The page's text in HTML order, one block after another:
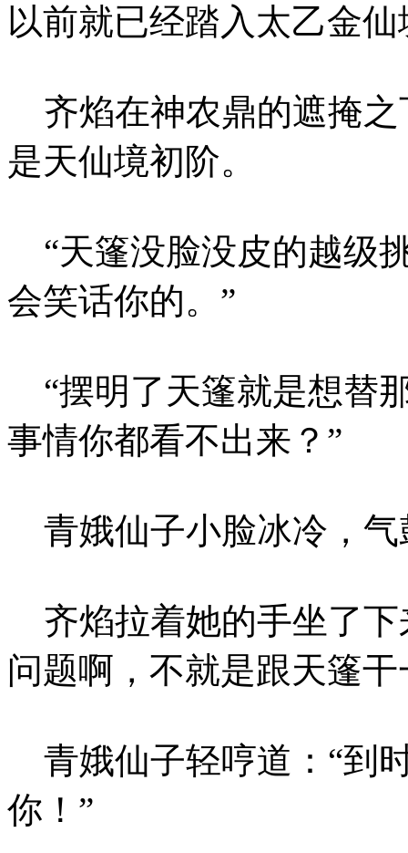
以前就已经踏入太乙金仙
齐焰在神农鼎的遮掩之
是天仙境初阶。
“天篷没脸没皮的越级
会笑话你的。”
“摆明了天篷就是想替
事情你都看不出来？”
青娥仙子小脸冰冷，气
齐焰拉着她的手坐了下
问题啊，不就是跟天篷
青娥仙子轻哼道：“到
你！”